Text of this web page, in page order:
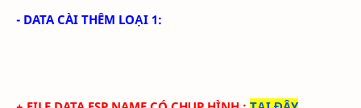
- DATA CÀI THÊM LOẠI 1: